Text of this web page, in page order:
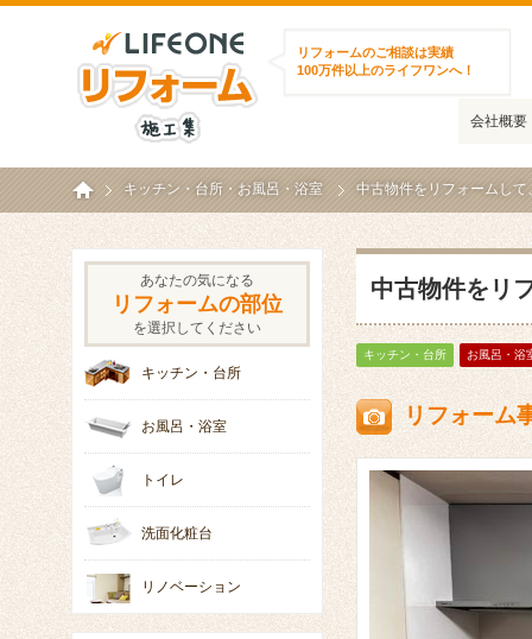
リフォームのご相談は実績
100万件以上のライフワンへ！
会社概要
ホームキッチン・台所 ・お風呂・浴室 中古物件をリフォームし
中古物件をリ
キッチン・台所 お風呂・浴
リフォーム
あなたの気になる
リフォームの部位
を選択してください
キッチン・台所
お風呂・浴室
トイレ
洗面化粧台
リノベーション